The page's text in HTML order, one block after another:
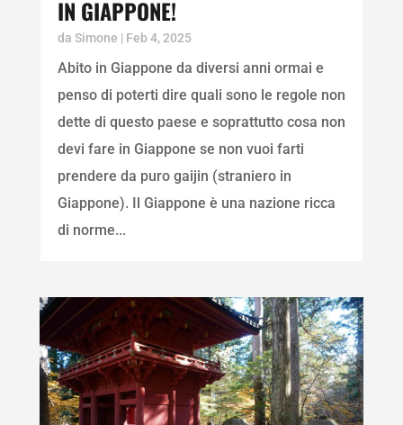
IN GIAPPONE!
da Simone | Feb 4, 2025
Abito in Giappone da diversi anni ormai e
penso di poterti dire quali sono le regole non
dette di questo paese e soprattutto cosa non
devi fare in Giappone se non vuoi farti
prendere da puro gaijin (straniero in
Giappone). Il Giappone è una nazione ricca
di norme...